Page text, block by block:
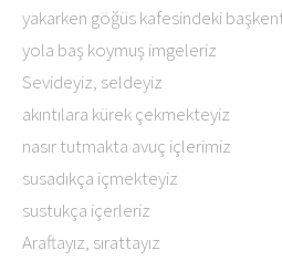
yakarken göğüs kafesindeki
yola baş koymuş imgeleriz
Sevideyiz, seldeyiz
akıntılara kürek çekmekteyiz
nasır tutmakta avuç içlerimiz
susadıkça içmekteyiz
sustukça içerleriz
Araftayız, sırattayız